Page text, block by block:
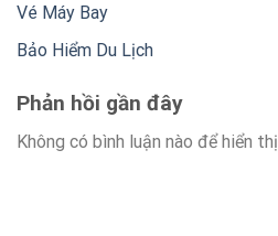
Vé Máy Bay
Bảo Hiểm Du Lịch
Phản hồi gần đây
Không có bình luận nào để hiển